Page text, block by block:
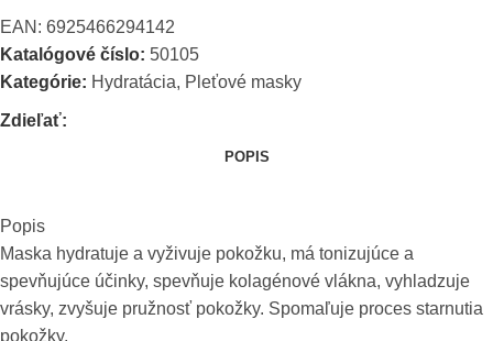
EAN: 6925466294142
Katalógové číslo: 50105
Kategórie: Hydratácia, Pleťové masky
Zdieľať:
POPIS
Popis
Maska hydratuje a vyživuje pokožku, má tonizujúce a
spevňujúce účinky, spevňuje kolagénové vlákna, vyhladzuje
vrásky, zvyšuje pružnosť pokožky. Spomaľuje proces starnutia
pokožky.